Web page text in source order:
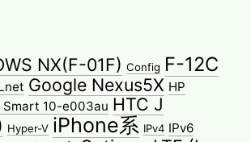
NX(F-01F) Config F-12C
Google Nexus5X HP
Smart 10-e003au HTC J
Hyper-V iPhone系 IPv4 IPv6